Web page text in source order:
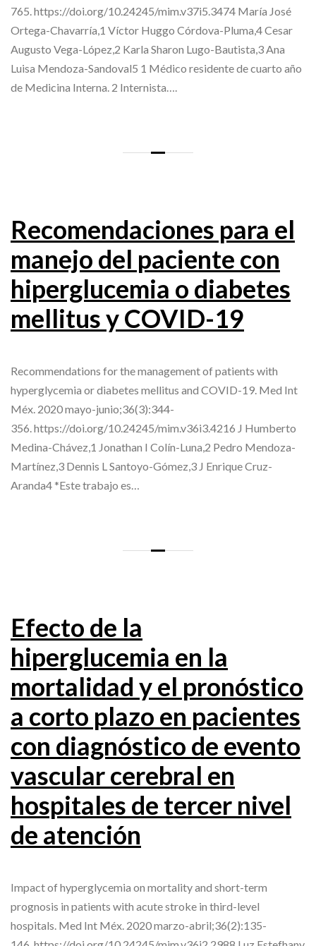
765. https://doi.org/10.24245/mim.v37i5.3474 María José
Ortega-Chavarría,1 Víctor Huggo Córdova-Pluma,4 Cesar
Augusto Vega-López,2 Karla Sharon Lugo-Bautista,3 Ana
Luisa Mendoza-Sandoval5 1 Médico residente de cuarto año
de Medicina Interna. 2 Internista….
Recomendaciones para el
manejo del paciente con
hiperglucemia o diabetes
mellitus y COVID-19
Recommendations for the management of patients with
hyperglycemia or diabetes mellitus and COVID-19. Med Int
Méx. 2020 mayo-junio;36(3):344-
356. https://doi.org/10.24245/mim.v36i3.4216 J Humberto
Medina-Chávez,1 Jonathan I Colín-Luna,2 Pedro Mendoza-
Martínez,3 Dennis L Santoyo-Gómez,3 J Enrique Cruz-
Aranda4 *Este trabajo es…
Efecto de la
hiperglucemia en la
mortalidad y el pronóstico
a corto plazo en pacientes
con diagnóstico de evento
vascular cerebral en
hospitales de tercer nivel
de atención
Impact of hyperglycemia on mortality and short-term
prognosis in patients with acute stroke in third-level
hospitals. Med Int Méx. 2020 marzo-abril;36(2):135-